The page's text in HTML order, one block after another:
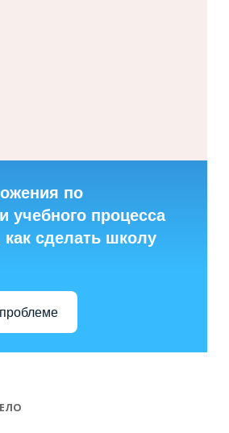
по
учебного процесса
как сделать школу